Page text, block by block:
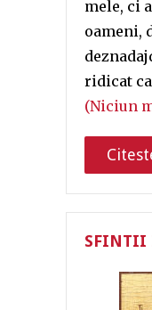
mele, ci
oameni,
ridicat
(Niciun
SFINTII